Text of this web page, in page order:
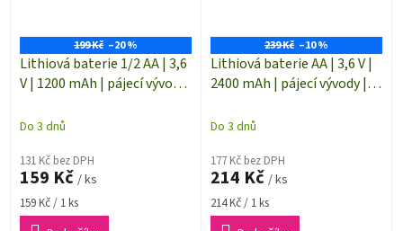
199 Kč –20 %
Lithiová baterie 1/2 AA | 3,6
V | 1200 mAh | pájecí vývody
Do 3 dnů
131 Kč bez DPH
159 Kč / ks
Měrná
cena:
159 Kč / 1 ks
239 Kč –10 %
Lithiová baterie AA | 3,6 V |
2400 mAh | pájecí vývody |
Do 3 dnů
177 Kč bez DPH
214 Kč / ks
Měrná
cena:
214 Kč / 1 ks